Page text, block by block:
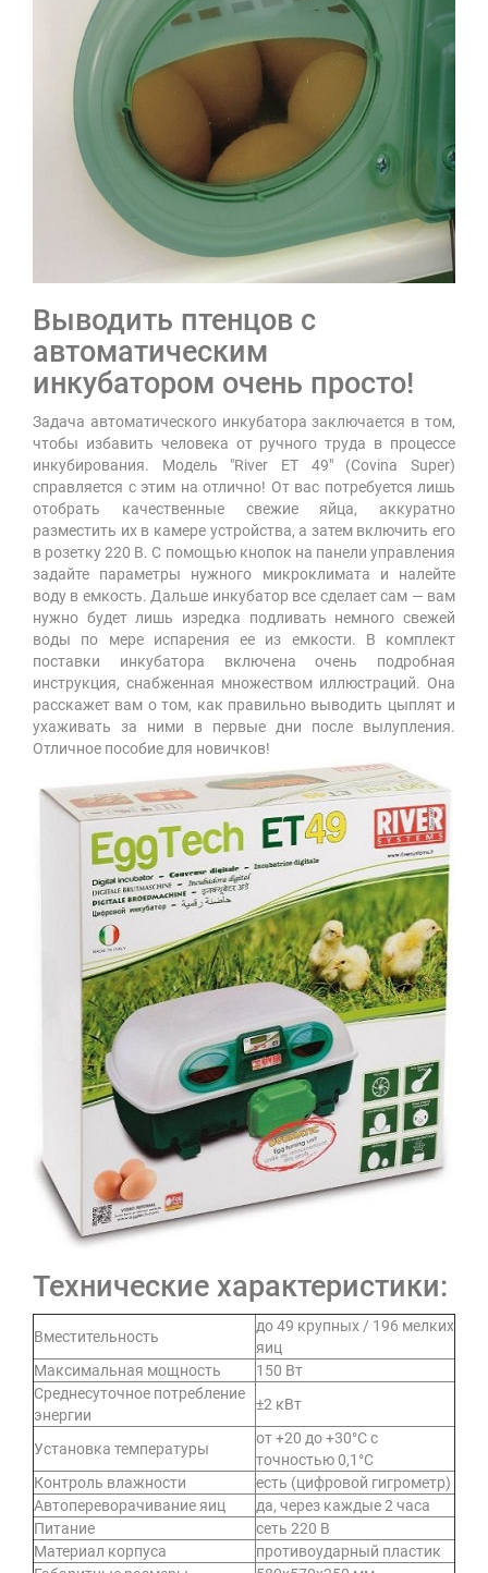
Выводить птенцов с
автоматическим
инкубатором очень просто!
Задача автоматического инкубатора заключается в том,
чтобы избавить человека от ручного труда в процессе
инкубирования. Модель "River ET 49" (Covina Super)
справляется с этим на отлично! От вас потребуется лишь
отобрать качественные свежие яйца, аккуратно
разместить их в камере устройства, а затем включить его
в розетку 220 В. С помощью кнопок на панели управления
задайте параметры нужного микроклимата и налейте
воду в емкость. Дальше инкубатор все сделает сам — вам
нужно будет лишь изредка подливать немного свежей
воды по мере испарения ее из емкости. В комплект
поставки инкубатора включена очень подробная
инструкция, снабженная множеством иллюстраций. Она
расскажет вам о том, как правильно выводить цыплят и
ухаживать за ними в первые дни после вылупления.
Отличное пособие для новичков!
Технические характеристики:
Вместительность
до 49 крупных / 196 мелких
яиц
Максимальная мощность
150 Вт
Среднесуточное потребление
энергии
±2 кВт
Установка температуры
от +20 до +30°C с
точностью 0,1°C
Контроль влажности
есть (цифровой гигрометр)
Автопереворачивание яиц
да, через каждые 2 часа
Питание
сеть 220 В
Материал корпуса
противоударный пластик